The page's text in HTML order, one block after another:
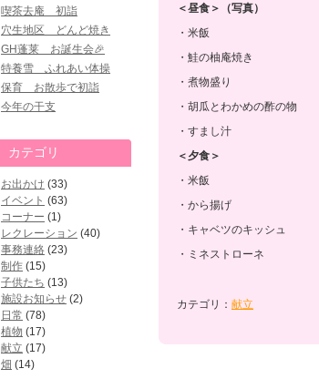
＜昼食＞（写真）
・米飯
・鮭の柚庵焼き
・煮物盛り
・胡瓜とわかめの酢の物
・すまし汁
＜夕食＞
・米飯
・から揚げ
・キャベツのキッシュ
・ミネストローネ
カテゴリ： 献立
喫茶去庵 初詣
穴生地区 どんど焼き
GH蓬莱 お誕生会🎉
特養雪 ふれあい体操
保育 お散歩で初詣
今年の干支
カテゴリ
お出かけ (33)
イベント (63)
コーナー (1)
レクレーション (40)
事務連絡 (23)
制作 (15)
子供たち (13)
施設お知らせ (2)
日常 (78)
植物 (17)
献立 (17)
畑 (14)